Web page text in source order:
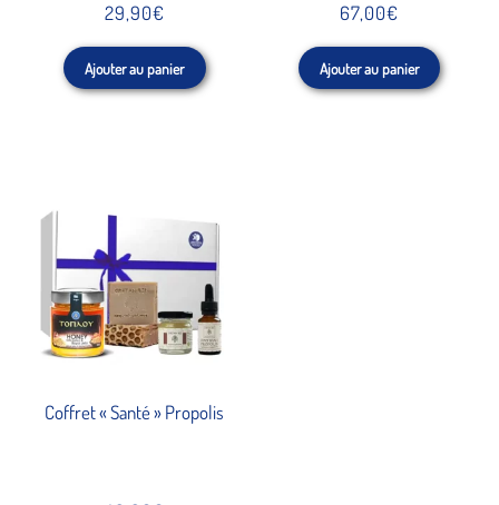
29,90€
Ajouter au panier
67,00€
Ajouter au panier
Coffret « Santé » Propolis